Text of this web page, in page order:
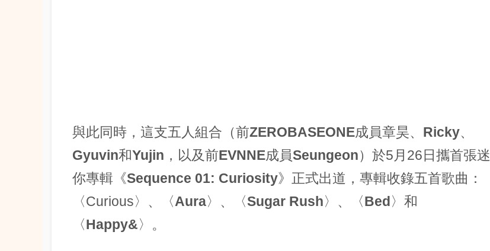
與此同時，這支五人組合（前ZEROBASEONE成員章昊、 Ricky、
Gyuvin和Yujin ，以及前EVNNE成員Seungeon）於5月26日攜首張迷
你專輯《Sequence 01: Curiosity》正式出道，專輯收錄五首歌曲：
〈Curious〉、〈Aura〉、〈Sugar Rush〉、〈Bed〉和
〈Happy&〉。